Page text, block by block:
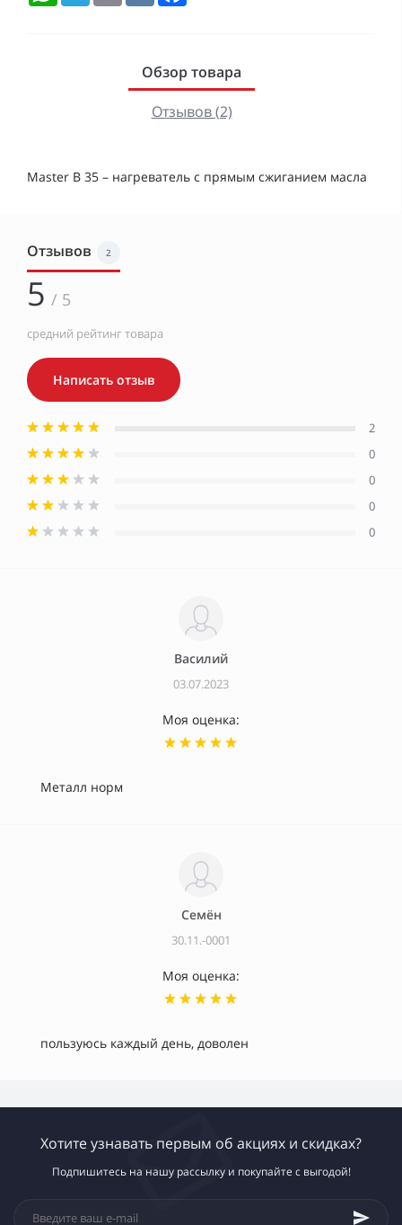
Обзор товара
Отзывов (2)
Master B 35 – нагреватель с прямым сжиганием масла
Отзывов 2
5 / 5
средний рейтинг товара
Написать отзыв
2
0
0
0
0
Василий
03.07.2023
Моя оценка:
Металл норм
Семён
30.11.-0001
Моя оценка:
пользуюсь каждый день, доволен
Хотите узнавать первым об акциях и скидках?
Подпишитесь на нашу рассылку и покупайте с выгодой!